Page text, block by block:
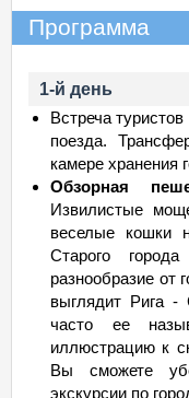
Программа
1-й день
Встреча
поезда.
камере хранения
Обзорная
Извилистые
веселые кошки
Старого
разнообразие от
выглядит Рига
часто ее
иллюстрацию к
Вы сможете
экскурсии по